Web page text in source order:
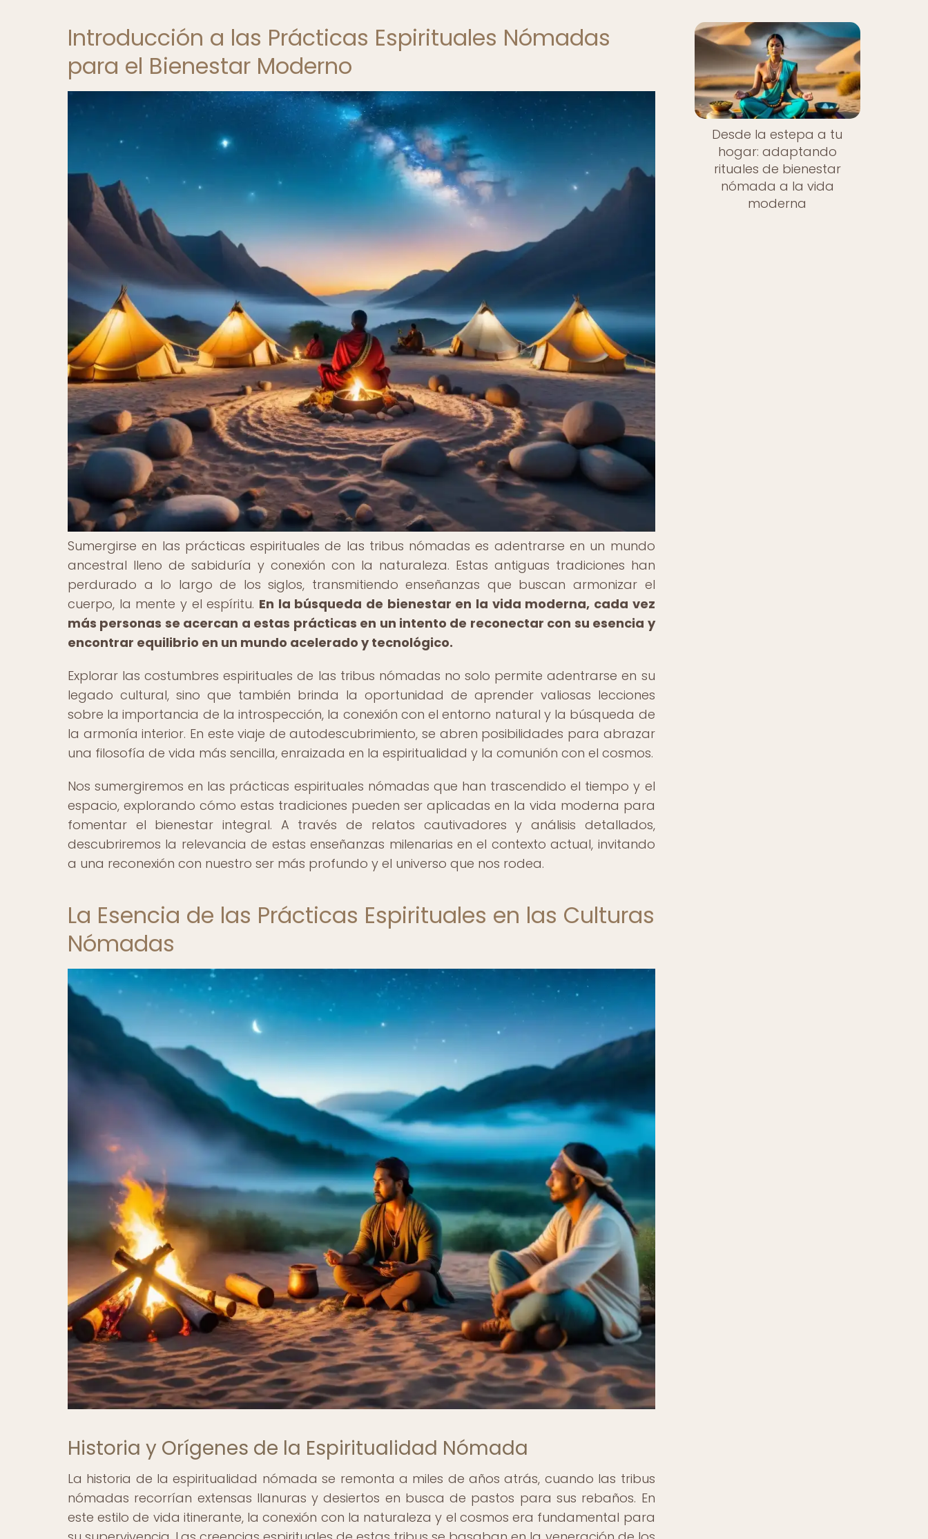
Introducción a las Prácticas Espirituales Nómadas
para el Bienestar Moderno
Sumergirse en las prácticas espirituales de las tribus nómadas es adentrarse en un mundo
ancestral lleno de sabiduría y conexión con la naturaleza. Estas antiguas tradiciones han
perdurado a lo largo de los siglos, transmitiendo enseñanzas que buscan armonizar el
cuerpo, la mente y el espíritu. En la búsqueda de bienestar en la vida moderna, cada vez
más personas se acercan a estas prácticas en un intento de reconectar con su esencia y
encontrar equilibrio en un mundo acelerado y tecnológico.
Explorar las costumbres espirituales de las tribus nómadas no solo permite adentrarse en su
legado cultural, sino que también brinda la oportunidad de aprender valiosas lecciones
sobre la importancia de la introspección, la conexión con el entorno natural y la búsqueda de
la armonía interior. En este viaje de autodescubrimiento, se abren posibilidades para abrazar
una filosofía de vida más sencilla, enraizada en la espiritualidad y la comunión con el cosmos.
Nos sumergiremos en las prácticas espirituales nómadas que han trascendido el tiempo y el
espacio, explorando cómo estas tradiciones pueden ser aplicadas en la vida moderna para
fomentar el bienestar integral. A través de relatos cautivadores y análisis detallados,
descubriremos la relevancia de estas enseñanzas milenarias en el contexto actual, invitando
a una reconexión con nuestro ser más profundo y el universo que nos rodea.
La Esencia de las Prácticas Espirituales en las Culturas
Nómadas
Historia y Orígenes de la Espiritualidad Nómada
La historia de la espiritualidad nómada se remonta a miles de años atrás, cuando las tribus
nómadas recorrían extensas llanuras y desiertos en busca de pastos para sus rebaños. En
este estilo de vida itinerante, la conexión con la naturaleza y el cosmos era fundamental para
Desde la estepa a tu
hogar: adaptando
rituales de bienestar
nómada a la vida
moderna